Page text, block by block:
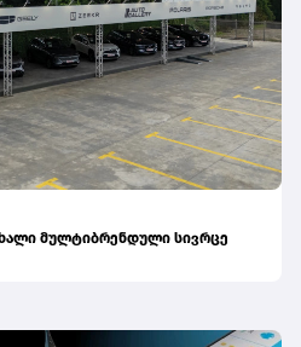
მულტიბრენდული სივრცე